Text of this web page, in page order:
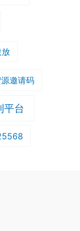
放
邀请码
平台